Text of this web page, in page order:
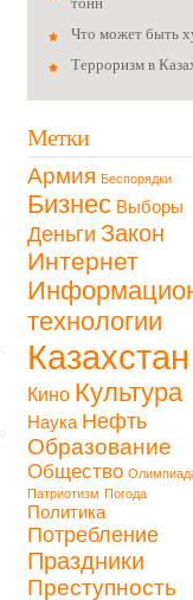
Что может быть
Терроризм в
Метки
Армия Беспорядки
Бизнес Выборы
Деньги Закон
Интернет
технологии
Казахстан
Кино Культура
Наука Нефть
Образование
Общество
Патриотизм Погода
Политика
Потребление
Праздники
Преступность